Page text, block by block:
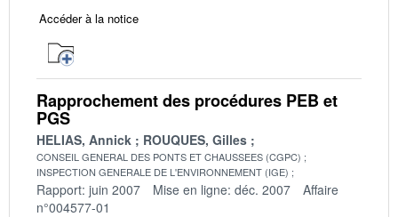
Accéder à la notice
Rapprochement des procédures PEB et
PGS
HELIAS, Annick ROUQUES, Gilles
CONSEIL GENERAL DES PONTS ET CHAUSSEES (CGPC)
INSPECTION GENERALE DE L'ENVIRONNEMENT (IGE)
Rapport: juin 2007 Mise en ligne: déc. 2007
Affaire
n°004577-01